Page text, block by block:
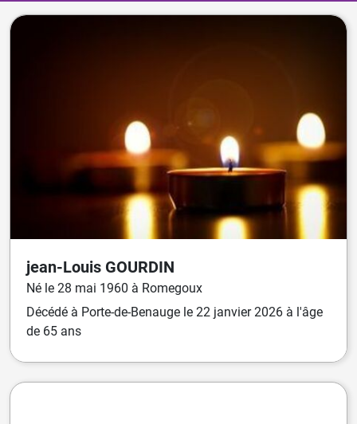
jean-Louis GOURDIN
Né le 28 mai 1960 à Romegoux
Décédé à Porte-de-Benauge le 22 janvier 2026 à l'âge
de 65 ans